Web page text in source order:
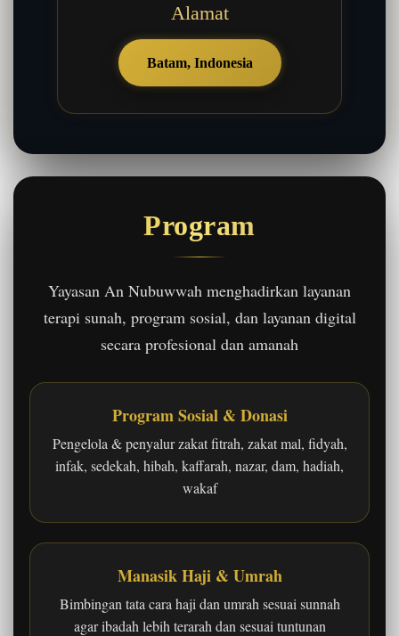
Alamat
Batam, Indonesia
Program
Yayasan An Nubuwwah menghadirkan layanan
terapi sunah, program sosial, dan layanan digital
secara profesional dan amanah
Program Sosial & Donasi
Pengelola & penyalur zakat fitrah, zakat mal, fidyah,
infak, sedekah, hibah, kaffarah, nazar, dam, hadiah,
wakaf
Manasik Haji & Umrah
Bimbingan tata cara haji dan umrah sesuai sunnah
agar ibadah lebih terarah dan sesuai tuntunan